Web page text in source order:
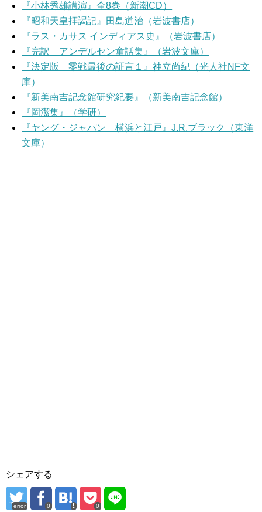
『小林秀雄講演』全8巻（新潮CD）
『昭和天皇拝謁記』田島道治（岩波書店）
『ラス・カサス インディアス史』（岩波書店）
『完訳 アンデルセン童話集』（岩波文庫）
『決定版 零戦最後の証言１』神立尚紀（光人社NF文
庫）
『新美南吉記念館研究紀要』（新美南吉記念館）
『岡潔集』（学研）
『ヤング・ジャパン 横浜と江戸』J.R.ブラック（東洋
文庫）
シェアする
error 0 0